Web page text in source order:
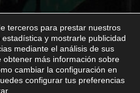
Política de cookies
denuncias
Transparencia
terceros para prestar nuestros
y mostrarle publicidad
mediante el análisis de sus
obtener más información sobre
cambiar la configuración en
configurar tus preferencias